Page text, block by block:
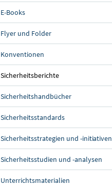
E-Books
Flyer und Folder
Konventionen
Sicherheitsberichte
Sicherheitshandbücher
Sicherheitsstandards
Sicherheitsstrategien und -initiativen
Sicherheitsstudien und -analysen
Unterrichtsmaterialien